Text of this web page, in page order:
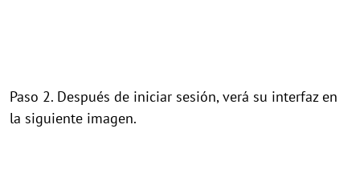
Paso 2. Después de iniciar sesión, verá su interfaz en
la siguiente imagen.